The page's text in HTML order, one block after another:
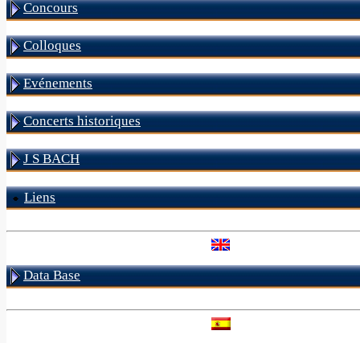
Concours
Colloques
Evénements
Concerts historiques
J S BACH
Liens
Data Base